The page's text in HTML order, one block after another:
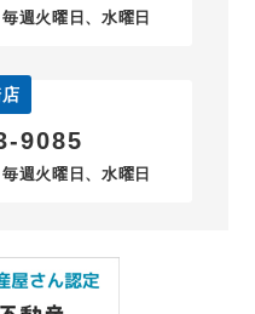
週火曜日、水曜日
9085
週火曜日、水曜日